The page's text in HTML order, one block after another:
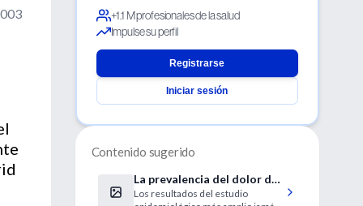
+1.1 M profesionales de la salud
Impulse su perfil
Registrarse
Iniciar sesión
Contenido sugerido
La prevalencia del dolor de
espalda a los 15 años ya es
Los resultados del estudio